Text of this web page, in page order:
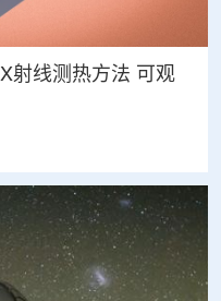
射线测热方法 可观